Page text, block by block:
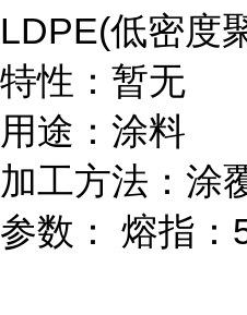
LDPE(低密度
特性：暂无
用途：涂料
加工方法：涂
参数：
熔指：